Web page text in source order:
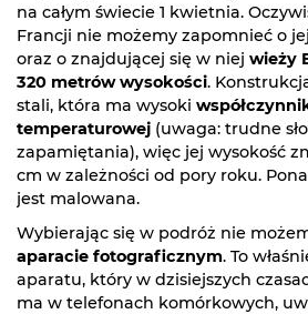
na całym świecie 1 kwietnia.
Francji nie możemy zapomnieć o
oraz o znajdującej się w niej wieży
320 metrów wysokości.
stali, która ma wysoki
temperaturowej (uwaga: trudne
zapamiętania), więc jej wysokość
cm w zależności od pory roku.
jest malowana.
Wybierając się w podróż nie
aparacie fotograficznym. To
aparatu, który w dzisiejszych
ma w telefonach komórkowych,